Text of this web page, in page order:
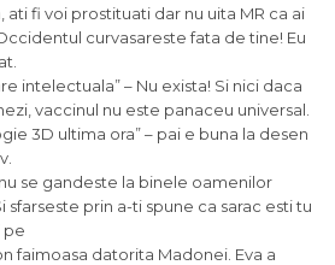
ati fi voi prostituati dar nu uita MR ca ai
curvasareste fata de tine! Eu
intelectuala” – Nu exista! Si nici daca
vaccinul nu este panaceu universal.
3D ultima ora” – pai e buna la desen
se gandeste la binele oamenilor
sfarseste prin a-ti spune ca sarac esti tu
pe
faimoasa datorita Madonei. Eva a